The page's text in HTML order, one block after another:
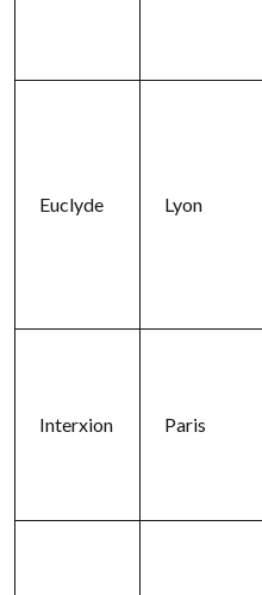
Euclyde Lyon
Interxion Paris